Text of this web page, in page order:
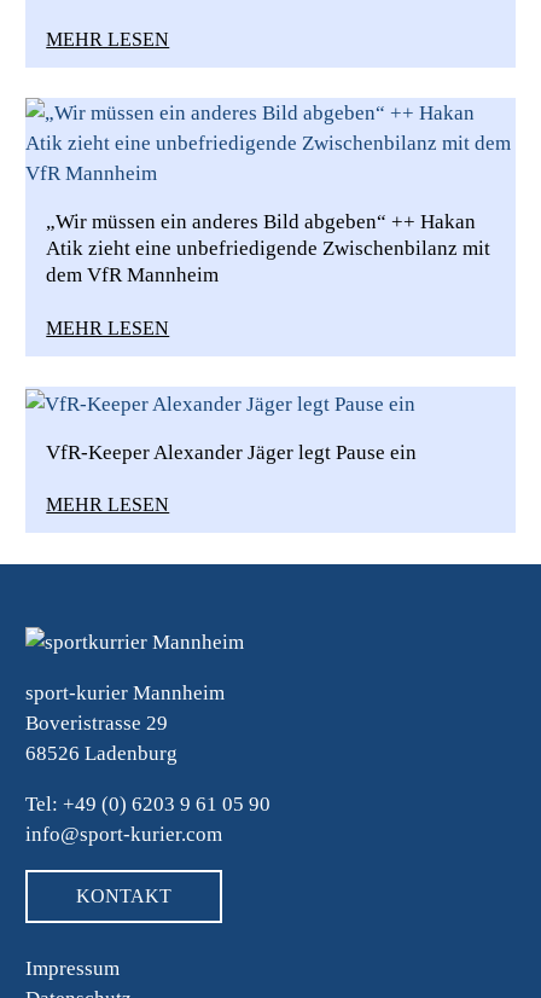
MEHR LESEN
„Wir müssen ein anderes Bild abgeben“ ++ Hakan
Atik zieht eine unbefriedigende Zwischenbilanz mit
dem VfR Mannheim
MEHR LESEN
VfR-Keeper Alexander Jäger legt Pause ein
MEHR LESEN
sport-kurier Mannheim
Boveristrasse 29
68526 Ladenburg
Tel: +49 (0) 6203 9 61 05 90
info@sport-kurier.com
KONTAKT
Impressum